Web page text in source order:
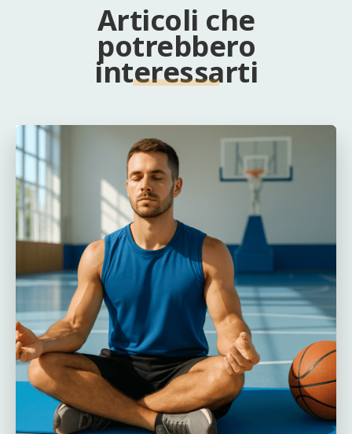
Articoli che
potrebbero
interessarti